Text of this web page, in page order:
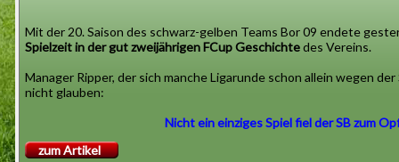
Das Blonde floss in
Als Ripper zu später Stunde sehr emotional erneut das Mikro
auch bei Zuschauern und
Mit der 20. Saison des schwarz-gelben Teams Bor 09 endete
Spielzeit in der gut zweijährigen FCup Geschichtedes Vereins.
Manager Ripper, der sich manche Ligarunde schon allein wegen
nicht glauben:
Nicht ein einziges Spiel fiel der SB zum
Noch in der Vorsaison war quasi schon nach 2 Spieltagen Schluß
zum Artikel